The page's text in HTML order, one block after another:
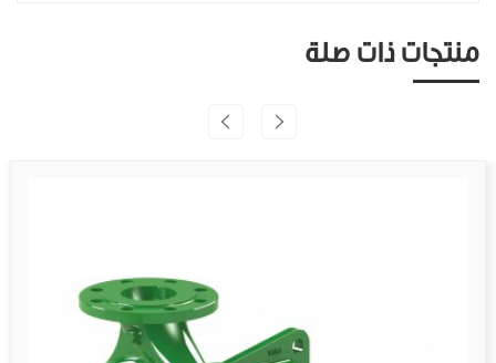
منتجات ذات صلة